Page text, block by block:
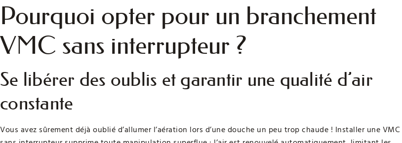
Pourquoi opter pour un branchement
VMC sans interrupteur ?
Se libérer des oublis et garantir une qualité d’air
constante
Vous avez sûrement déjà oublié d’allumer l’aération lors d’une douche un peu trop chaude ! Installer une VMC